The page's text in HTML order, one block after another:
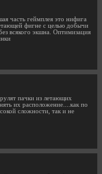
часть геймплея это нифига
фигне с целью добычи
всякого экшна. Оптимизация
пачки из летающих
их расположение....как по
сложности, так и не